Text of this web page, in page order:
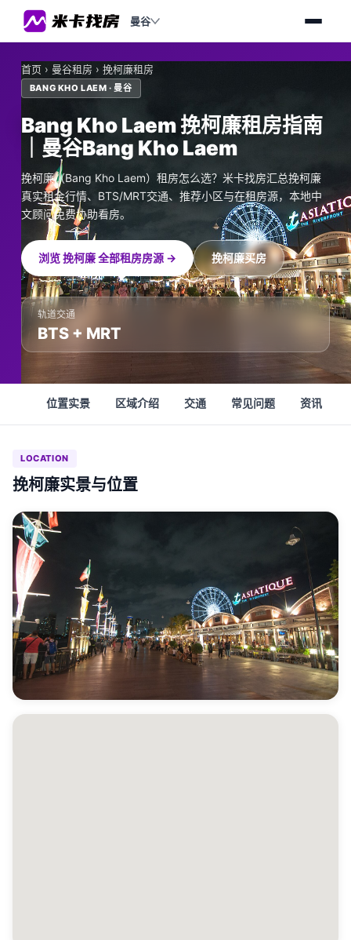
曼谷
首页› 曼谷租房 › 挽柯廉租房
BANG KHO LAEM · 曼谷
Bang Kho Laem 挽柯廉租房指南
｜曼谷Bang Kho Laem
挽柯廉（Bang Kho Laem）租房怎么选？米卡找房汇总挽柯廉
真实租金行情、BTS/MRT交通、推荐小区与在租房源，本地中
文顾问免费协助看房。
浏览 挽柯廉 全部租房房源 → 挽柯廉买房
轨道交通
BTS + MRT
位置实景 区域介绍 交通 常见问题 资讯
LOCATION
挽柯廉实景与位置